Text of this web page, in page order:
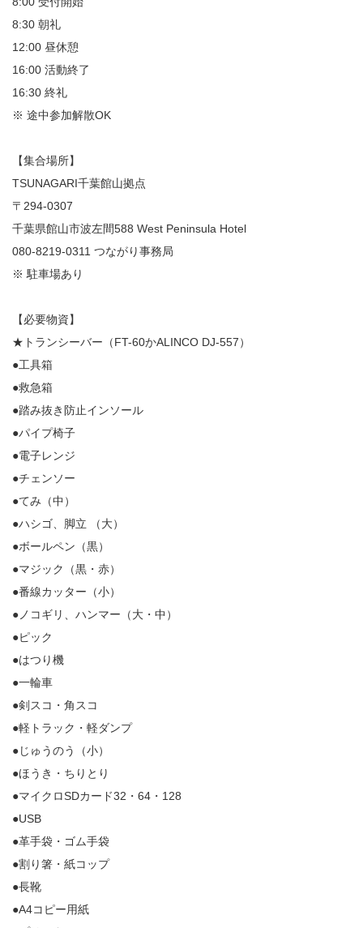
8:30 朝礼
12:00 昼休憩
16:00 活動終了
16:30 終礼
※ 途中参加解散OK
【集合場所】
TSUNAGARI千葉館山拠点
〒294-0307
千葉県館山市波左間588 West Peninsula Hotel
080-8219-0311 つながり事務局
※ 駐車場あり
【必要物資】
★トランシーバー（FT-60かALINCO DJ-557）
●工具箱
●救急箱
●踏み抜き防止インソール
●パイプ椅子
●電子レンジ
●チェンソー
●てみ（中）
●ハシゴ、脚立 （大）
●ボールペン（黒）
●マジック（黒・赤）
●番線カッター（小）
●ノコギリ、ハンマー（大・中）
●ピック
●はつり機
●一輪車
●剣スコ・角スコ
●軽トラック・軽ダンプ
●じゅうのう（小）
●ほうき・ちりとり
●マイクロSDカード32・64・128
●USB
●革手袋・ゴム手袋
●割り箸・紙コップ
●長靴
●A4コピー用紙